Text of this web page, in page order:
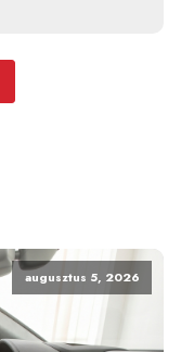
augusztus 5, 2026